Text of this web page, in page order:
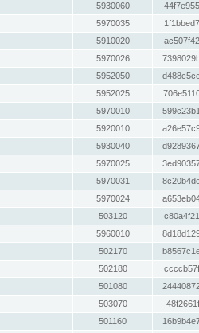
5930060
5970035
5910020
5970026
5952050
5952025
5970010
5920010
5930040
5970025
5970031
5970024
503120
5960010
502170
502180
501080
503070
501160